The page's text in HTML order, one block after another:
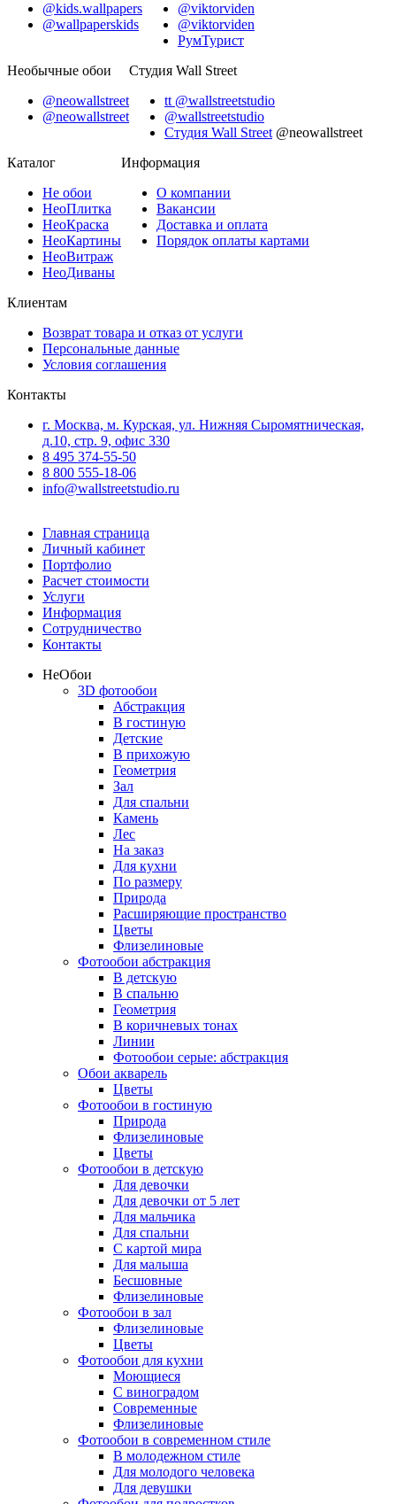
@kids.wallpapers
@wallpaperskids
@viktorviden
@viktorviden
РумТурист
Необычные обои
@neowallstreet
@neowallstreet
Студия Wall Street
tt @wallstreetstudio
@wallstreetstudio
Студия Wall Street @neowallstreet
Каталог
Не обои
НеоПлитка
НеоКраска
НеоКартины
НеоВитраж
НеоДиваны
Информация
О компании
Вакансии
Доставка и оплата
Порядок оплаты картами
Клиентам
Возврат товара и отказ от услуги
Персональные данные
Условия соглашения
Контакты
г. Москва, м. Курская, ул. Нижняя Сыромятническая,
д.10, стр. 9, офис 330
8 495 374-55-50
8 800 555-18-06
info@wallstreetstudio.ru
Главная страница
Личный кабинет
Портфолио
Расчет стоимости
Услуги
Информация
Сотрудничество
Контакты
НеОбои
3D фотообои
Абстракция
В гостиную
Детские
В прихожую
Геометрия
Зал
Для спальни
Камень
Лес
На заказ
Для кухни
По размеру
Природа
Расширяющие пространство
Цветы
Флизелиновые
Фотообои абстракция
В детскую
В спальню
Геометрия
В коричневых тонах
Линии
Фотообои серые: абстракция
Обои акварель
Цветы
Фотообои в гостиную
Природа
Флизелиновые
Цветы
Фотообои в детскую
Для девочки
Для девочки от 5 лет
Для мальчика
Для спальни
С картой мира
Для малыша
Бесшовные
Флизелиновые
Фотообои в зал
Флизелиновые
Цветы
Фотообои для кухни
Моющиеся
С виноградом
Современные
Флизелиновые
Фотообои в современном стиле
В молодежном стиле
Для молодого человека
Для девушки